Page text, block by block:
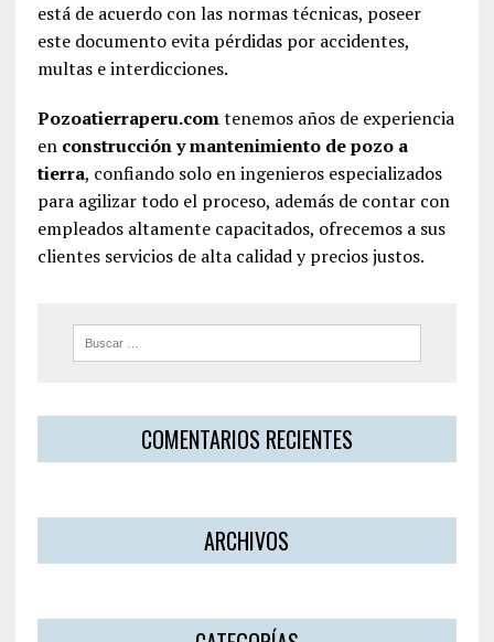
está de acuerdo con las normas técnicas, poseer
este documento evita pérdidas por accidentes,
multas e interdicciones.
Pozoatierraperu.comtenemos años de experiencia
en construcción y mantenimiento de pozo a
tierra, confiando solo en ingenieros especializados
para agilizar todo el proceso, además de contar con
empleados altamente capacitados, ofrecemos a sus
clientes servicios de alta calidad y precios justos.
COMENTARIOS RECIENTES
ARCHIVOS